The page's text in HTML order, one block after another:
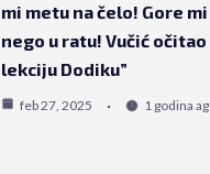
mi metu na čelo! Gore
nego u ratu! Vučić očitao
lekciju Dodiku”
feb 27, 2025 1 godina